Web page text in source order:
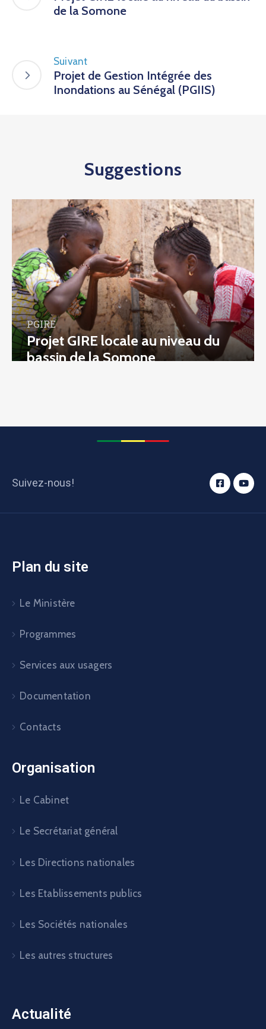
de la Somone
Suivant
Projet de Gestion Intégrée des
Inondations au Sénégal (PGIIS)
Suggestions
PGIRE
Projet GIRE locale au niveau du
bassin de la Somone
Suivez-nous!
Plan du site
Le Ministère
Programmes
Services aux usagers
Documentation
Contacts
Organisation
Le Cabinet
Le Secrétariat général
Les Directions nationales
Les Etablissements publics
Les Sociétés nationales
Les autres structures
Actualité